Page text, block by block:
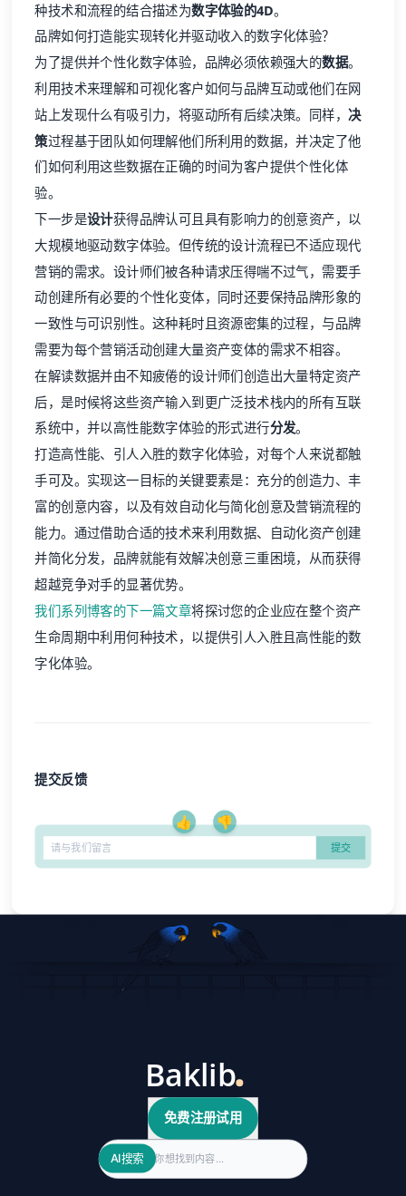
种技术和流程的结合描述为数字体验的4D。
品牌如何打造能实现转化并驱动收入的数字化体验？
为了提供并个性化数字体验，品牌必须依赖强大的数据。
利用技术来理解和可视化客户如何与品牌互动或他们在网
站上发现什么有吸引力，将驱动所有后续决策。同样，决
策过程基于团队如何理解他们所利用的数据，并决定了他
们如何利用这些数据在正确的时间为客户提供个性化体
验。
下一步是设计获得品牌认可且具有影响力的创意资产，以
大规模地驱动数字体验。但传统的设计流程已不适应现代
营销的需求。设计师们被各种请求压得喘不过气，需要手
动创建所有必要的个性化变体，同时还要保持品牌形象的
一致性与可识别性。这种耗时且资源密集的过程，与品牌
需要为每个营销活动创建大量资产变体的需求不相容。
在解读数据并由不知疲倦的设计师们创造出大量特定资产
后，是时候将这些资产输入到更广泛技术栈内的所有互联
系统中，并以高性能数字体验的形式进行分发。
打造高性能、引人入胜的数字化体验，对每个人来说都触
手可及。实现这一目标的关键要素是：充分的创造力、丰
富的创意内容，以及有效自动化与简化创意及营销流程的
能力。通过借助合适的技术来利用数据、自动化资产创建
并简化分发，品牌就能有效解决创意三重困境，从而获得
超越竞争对手的显著优势。
我们系列博客的下一篇文章将探讨您的企业应在整个资产
生命周期中利用何种技术，以提供引人入胜且高性能的数
字化体验。
提交反馈
👍 👎
免费注册试用
Search
AI搜索